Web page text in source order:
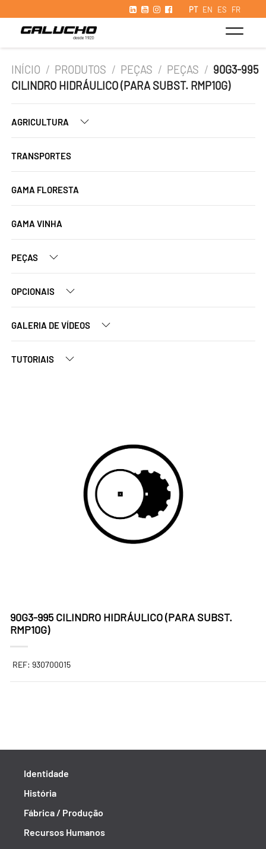
PT EN ES FR
INÍCIO / PRODUTOS / PEÇAS / PEÇAS / 90G3-995
CILINDRO HIDRÁULICO (PARA SUBST. RMP10G)
AGRICULTURA
TRANSPORTES
GAMA FLORESTA
GAMA VINHA
PEÇAS
OPCIONAIS
GALERIA DE VÍDEOS
TUTORIAIS
90G3-995 CILINDRO HIDRÁULICO (PARA SUBST.
RMP10G)
REF: 930700015
Identidade
História
Fábrica / Produção
Recursos Humanos